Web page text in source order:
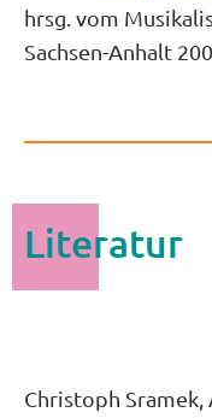
hrsg. vom
Sachsen-Anhalt
Literatur
Christoph Sramek,